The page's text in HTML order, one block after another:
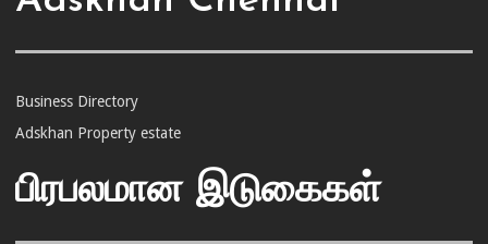
Business Directory
Adskhan Property estate
பிரபலமான இடுகைகள்